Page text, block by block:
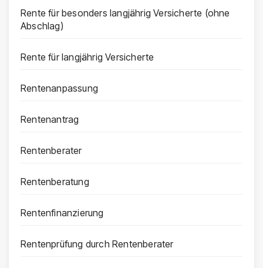
Rente für besonders langjährig Versicherte (ohne
Abschlag)
Rente für langjährig Versicherte
Rentenanpassung
Rentenantrag
Rentenberater
Rentenberatung
Rentenfinanzierung
Rentenprüfung durch Rentenberater